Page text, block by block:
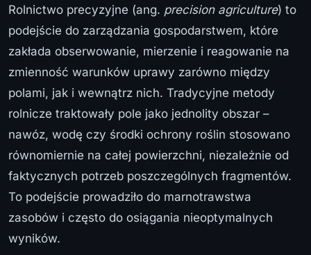
Rolnictwo precyzyjne (ang. precision agriculture) to
podejście do zarządzania gospodarstwem, które
zakłada obserwowanie, mierzenie i reagowanie na
zmienność warunków uprawy zarówno między
polami, jak i wewnątrz nich. Tradycyjne metody
rolnicze traktowały pole jako jednolity obszar –
nawóz, wodę czy środki ochrony roślin stosowano
równomiernie na całej powierzchni, niezależnie od
faktycznych potrzeb poszczególnych fragmentów.
To podejście prowadziło do marnotrawstwa
zasobów i często do osiągania nieoptymalnych
wyników.